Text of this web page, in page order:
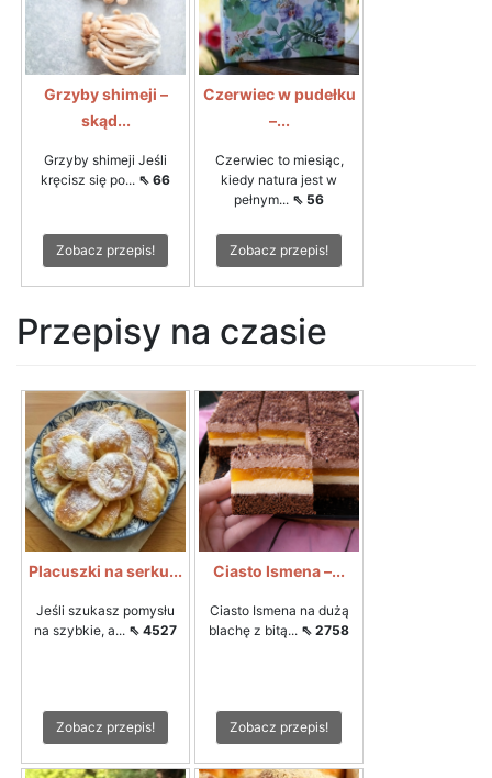
Grzyby shimeji –
skąd...
Grzyby shimeji Jeśli
kręcisz się po... ⇖ 66
Zobacz przepis!
Czerwiec w pudełku
–...
Czerwiec to miesiąc,
kiedy natura jest w
pełnym... ⇖ 56
Zobacz przepis!
Przepisy na czasie
Placuszki na serku...
Jeśli szukasz pomysłu
na szybkie, a... ⇖ 4527
Zobacz przepis!
Ciasto Ismena –...
Ciasto Ismena na dużą
blachę z bitą... ⇖ 2758
Zobacz przepis!